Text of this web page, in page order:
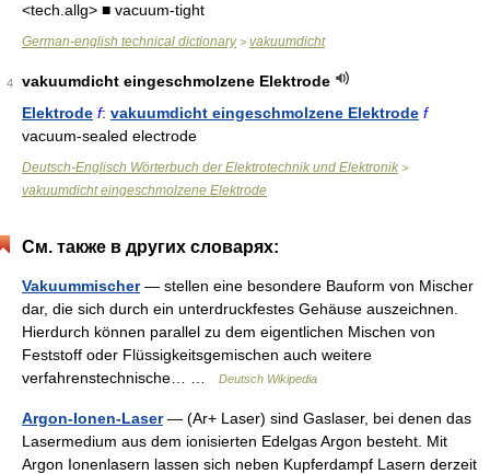
<tech.allg> ■ vacuum-tight
German-english technical dictionary> vakuumdicht
4
vakuumdicht eingeschmolzene Elektrode
Elektrode f: vakuumdicht eingeschmolzene Elektrode f
vacuum-sealed electrode
Deutsch-Englisch Wörterbuch der Elektrotechnik und Elektronik >
vakuumdicht eingeschmolzene Elektrode
См. также в других словарях:
Vakuummischer— stellen eine besondere Bauform von Mischer
dar, die sich durch ein unterdruckfestes Gehäuse auszeichnen.
Hierdurch können parallel zu dem eigentlichen Mischen von
Feststoff oder Flüssigkeitsgemischen auch weitere
verfahrenstechnische… …
Deutsch Wikipedia
Argon-Ionen-Laser— (Ar+ Laser) sind Gaslaser, bei denen das
Lasermedium aus dem ionisierten Edelgas Argon besteht. Mit
Argon Ionenlasern lassen sich neben Kupferdampf Lasern derzeit